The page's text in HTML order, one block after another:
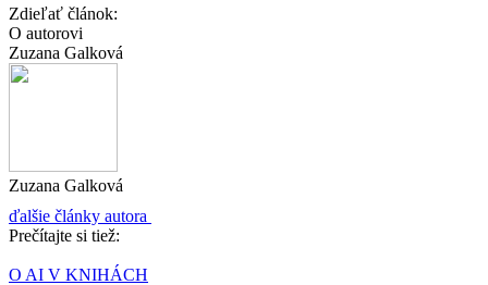
Zdieľať článok:
O autorovi
Zuzana Galková
Zuzana Galková
ďalšie články autora
Prečítajte si tiež:
O AI V KNIHÁCH